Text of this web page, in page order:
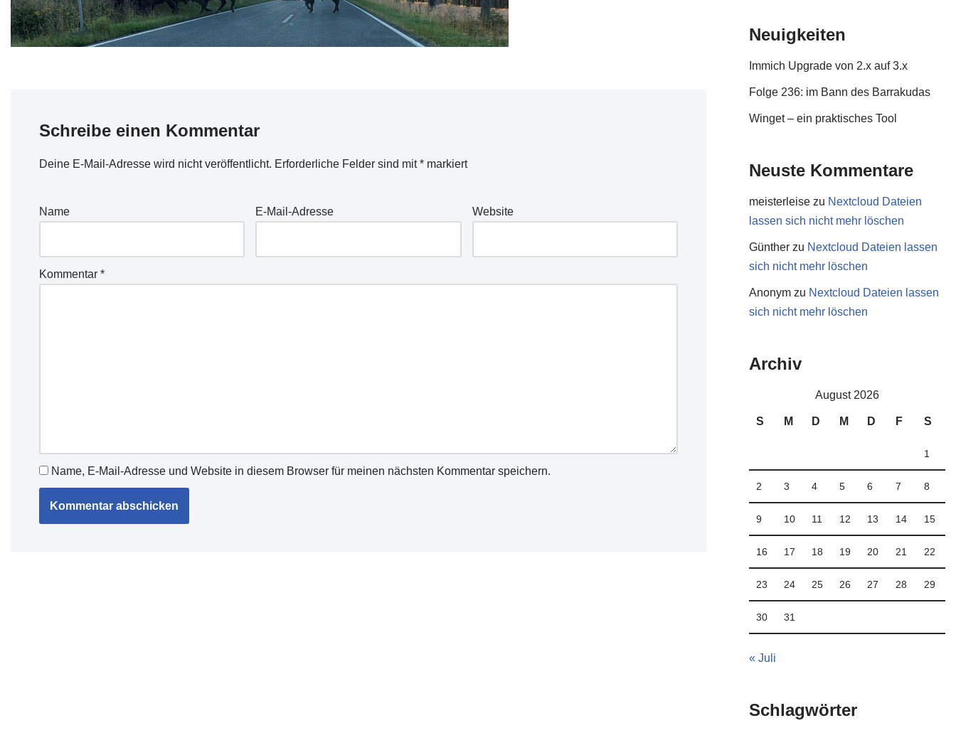
Schreibe einen Kommentar
Deine E-Mail-Adresse wird nicht veröffentlicht. Erforderliche Felder sind mit* markiert
Name E-Mail-Adresse Website
Kommentar *
Name, E-Mail-Adresse und Website in diesem Browser für meinen nächsten Kommentar speichern.
Neuigkeiten
Immich Upgrade von 2.x auf 3.x
Folge 236: im Bann des Barrakudas
Winget – ein praktisches Tool
Neuste Kommentare
meisterleise zu Nextcloud Dateien
lassen sich nicht mehr löschen
Günther zu Nextcloud Dateien lassen
sich nicht mehr löschen
Anonym zu Nextcloud Dateien lassen
sich nicht mehr löschen
Archiv
August 2026
S M D M D F S
1
2 3 4 5 6 7 8
9 10 11 12 13 14 15
16 17 18 19 20 21 22
23 24 25 26 27 28 29
30 31
« Juli
Schlagwörter